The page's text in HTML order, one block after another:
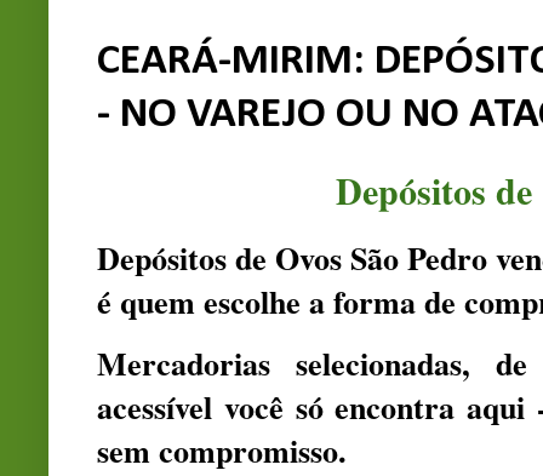
CEARÁ-MIRIM:
- NO VAREJO OU NO
Depósitos
Depósitos de Ovos São Pedro
é quem escolhe a forma de
Mercadorias selecionadas,
acessível você só encontra
sem compromisso.